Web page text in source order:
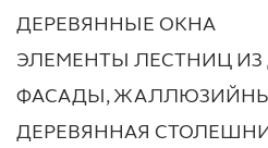
ДЕРЕВЯННЫЕ ОКНА
ЭЛЕМЕНТЫ ЛЕСТНИЦ ИЗ
ФАСАДЫ,
ДЕРЕВЯННАЯ